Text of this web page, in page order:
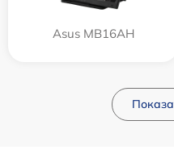
Asus MB16AH